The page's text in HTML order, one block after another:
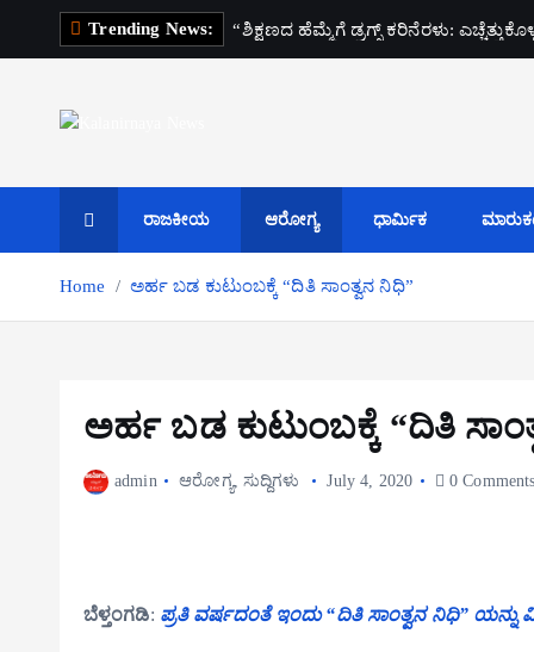
Trending News: “ಶಿಕ್ಷಣದ ಹೆಮ್ಮೆಗೆ ಡ್ರಗ್ಸ್ ಕರಿನೆರಳು:
ರಾಜಕೀಯ ಆರೋಗ್ಯ ಧಾರ್ಮಿಕ
Home ಅರ್ಹ ಬಡ ಕುಟುಂಬಕ್ಕೆ “ದಿತಿ ಸಾಂತ್ವನ ನಿಧಿ”
ಅರ್ಹ ಬಡ ಕುಟುಂಬಕ್ಕೆ “ದಿತಿ
admin ಆರೋಗ್ಯ,ಸುದ್ದಿಗಳು July 4, 2020 0 Comments
ಬೆಳ್ತಂಗಡಿ: ಪ್ರತಿ ವರ್ಷದಂತೆ ಇಂದು “ದಿತಿ ಸಾಂತ್ವನ ನಿಧಿ”